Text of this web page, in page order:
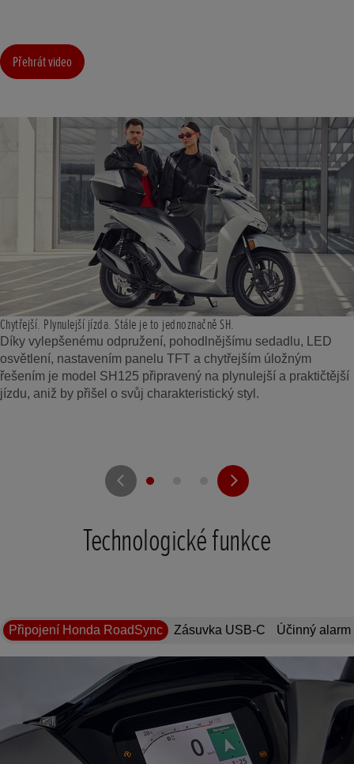
Přehrát video
Chytřejší. Plynulejší jízda. Stále je to jednoznačně SH.
Díky vylepšenému odpružení, pohodlnějšímu sedadlu, LED
osvětlení, nastavením panelu TFT a chytřejším úložným
řešením je model SH125 připravený na plynulejší a praktičtější
jízdu, aniž by přišel o svůj charakteristický styl.
Technologické funkce
Připojení Honda RoadSync Zásuvka USB-C Účinný alarm